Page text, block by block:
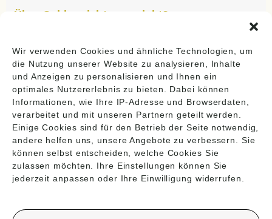
Wir verwenden Cookies und ähnliche Technologien, um
die Nutzung unserer Website zu analysieren, Inhalte
und Anzeigen zu personalisieren und Ihnen ein
optimales Nutzererlebnis zu bieten. Dabei können
Informationen, wie Ihre IP-Adresse und Browserdaten,
verarbeitet und mit unseren Partnern geteilt werden.
Einige Cookies sind für den Betrieb der Seite notwendig,
andere helfen uns, unsere Angebote zu verbessern. Sie
können selbst entscheiden, welche Cookies Sie
zulassen möchten. Ihre Einstellungen können Sie
jederzeit anpassen oder Ihre Einwilligung widerrufen.
Über Geld spricht man nicht?
Geld ist existenziell. Auch beim Geld gibt es Tabu-Themen, die
schmerzhaft oder mit Schuld und Scham behaftet sind und nicht
darüber gesprochen wurde. Die Herkunft des Geldes und sein
eventuelles Verschwinden werden genauso geschützt wie
andere familiäre Ereignisse. Häufig gibt es Erbstreitigkeiten,
wenn die Altvorderen versterben und der
(Familien)zusammenhalt wegbricht.